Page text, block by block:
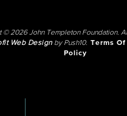
© 2026 John Templeton Foundation.
Web Designby Push10. Terms Of
Policy